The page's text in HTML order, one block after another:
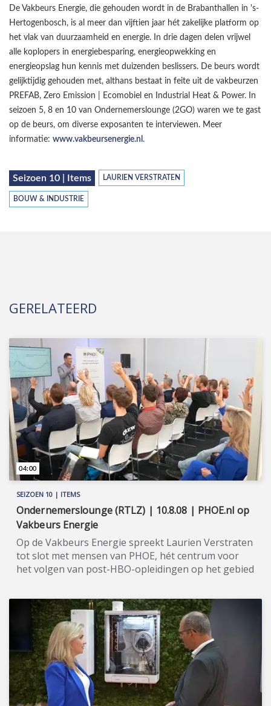
De Vakbeurs Energie, die gehouden wordt in de Brabanthallen in 's-
Hertogenbosch, is al meer dan vijftien jaar hét zakelijke platform op
het vlak van duurzaamheid en energie. In drie dagen delen vrijwel
alle koplopers in energiebesparing, energieopwekking en
energieopslag hun kennis met duizenden beslissers. De beurs wordt
gelijktijdig gehouden met, althans bestaat in feite uit de vakbeurzen
PREFAB, Zero Emission | Ecomobiel en Industrial Heat & Power. In
seizoen 5, 8 en 10 van Ondernemerslounge (2GO) waren we te gast
op de beurs, om diverse exposanten te interviewen. Meer
informatie: www.vakbeursenergie.nl .
Seizoen 10 | Items LAURIEN VERSTRATEN
BOUW & INDUSTRIE
GERELATEERD
SEIZOEN 10 | ITEMS
Ondernemerslounge (RTLZ) | 10.8.08 | PHOE.nl op
Vakbeurs Energie
Op de Vakbeurs Energie spreekt Laurien Verstraten
tot slot met mensen van PHOE, hét centrum voor
het volgen van post-HBO-opleidingen op het gebied
Energie, die gehouden wordt in de Brabanthallen in
's-Hertogenbosch, is al meer dan vijftien jaar hét
zakelijke platform op het vlak van duurzaamheid en
energie. In drie dagen delen vrijwel alle koplopers in
energiebesparing, energieopwekking en
energieopslag hun kennis met duizenden beslissers.
De beurs wordt gelijktijdig gehouden met, althans
bestaat in feite uit de vakbeurzen PREFAB, Zero
Emission | Ecomobiel en Industrial Heat & Power. In
04:00